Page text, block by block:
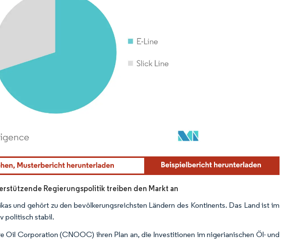
gemäß CC BY 4.0.
Regierungspolitik treiben den Markt an
und gehört zu den bevölkerungsreichsten Ländern des Kontinents. Das Land ist im
politisch stabil.
Oil Corporation (CNOOC) ihren Plan an, die Investitionen im nigerianischen Öl- und